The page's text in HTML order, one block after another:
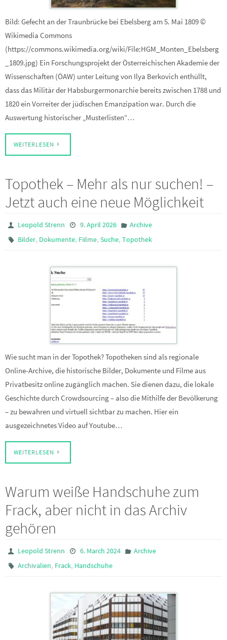
Bild: Gefecht an der Traunbrücke bei Ebelsberg am 5. Mai 1809 ©
Wikimedia Commons
(https://commons.wikimedia.org/wiki/File:HGM_Monten_Ebelsberg
_1809.jpg) Ein Forschungsprojekt der Österreichischen Akademie der
Wissenschaften (ÖAW) unter Leitung von Ilya Berkovich enthüllt,
dass das Militär der Habsburgermonarchie bereits zwischen 1788 und
1820 ein Vorreiter der jüdischen Emanzipation war. Durch die
Auswertung historischer „Musterlisten“…
WEITERLESEN
Topothek – Mehr als nur suchen! –
Jetzt auch eine neue Möglichkeit
Leopold Strenn 9. April 2026
Archive
Bilder, Dokumente, Fiilme,Suche,Topothek
Wie sucht man in der Topothek? Topotheken sind als regionale
Online-Archive, die historische Bilder, Dokumente und Filme aus
Privatbesitz online zugänglich machen. Sie dienen dazu, die lokale
Geschichte durch Crowdsourcing – also die Mithilfe der Bevölkerung
– zu bewahren und virtuell sichtbar zu machen. Hier ein
ausgezeichnetes Video auf Youtube…
WEITERLESEN
Warum weiße Handschuhe zum
Frack, aber nicht in das Archiv
gehören
Leopold Strenn 6. March 2024
Archive
Archivalien, Frack, Handschuhe